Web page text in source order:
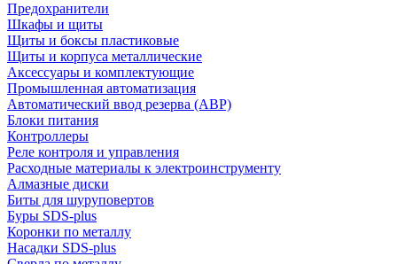
Предохранители
Шкафы и щиты
Щиты и боксы пластиковые
Щиты и корпуса металлические
Аксессуары и комплектующие
Промышленная автоматизация
Автоматический ввод резерва (АВР)
Блоки питания
Контроллеры
Реле контроля и управления
Расходные материалы к электроинструменту
Алмазные диски
Биты для шуруповертов
Буры SDS-plus
Коронки по металлу
Насадки SDS-plus